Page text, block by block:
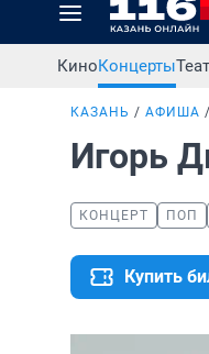
КиноКонцерты
КАЗАНЬ АФИША
Игорь
КОНЦЕРТ ПОП
Купить